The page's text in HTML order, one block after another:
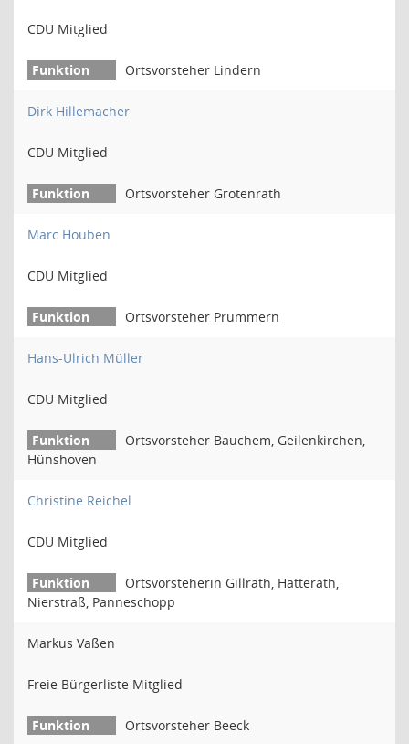
CDU Mitglied
Ortsvorsteher Lindern
Dirk Hillemacher
CDU Mitglied
Ortsvorsteher Grotenrath
Marc Houben
CDU Mitglied
Ortsvorsteher Prummern
Hans-Ulrich Müller
CDU Mitglied
Ortsvorsteher Bauchem, Geilenkirchen,
Hünshoven
Christine Reichel
CDU Mitglied
Ortsvorsteherin Gillrath, Hatterath,
Nierstraß, Panneschopp
Markus Vaßen
Freie Bürgerliste Mitglied
Ortsvorsteher Beeck